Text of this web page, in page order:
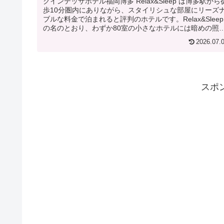
歩10分圏内にありながら、スタイリシュな部屋にリーズ
ブルな料金で泊まれると評判のホテルです。Relax&Sleep
の名のとおり、わずか80室の小さなホテルには暗めの照明
スポ